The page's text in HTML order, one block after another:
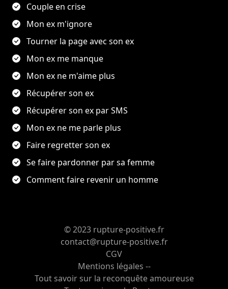
Couple en crise
Mon ex m'ignore
Tourner la page avec son ex
Mon ex me manque
Mon ex ne m'aime plus
Récupérer son ex
Récupérer son ex par SMS
Mon ex ne me parle plus
Faire regretter son ex
Se faire pardonner par sa femme
Comment faire revenir un homme
© 2023 rupture-positive.fr
contact@rupture-positive.fr
CGV
Mentions légales --
Tout savoir sur la reconquête amoureuse